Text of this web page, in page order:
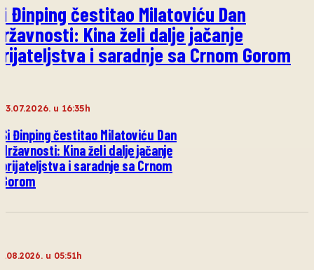
Đinping čestitao Milatoviću Dan
Kina želi dalje jačanje
i saradnje sa Crnom Gorom
13.07.2026. u 16:35h
Si Đinping čestitao Milatoviću Dan
državnosti: Kina želi dalje jačanje
prijateljstva i saradnje sa Crnom
Gorom
u 05:51h